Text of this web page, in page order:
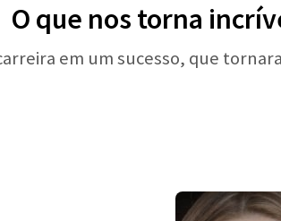
O que nos torna
em um sucesso, que